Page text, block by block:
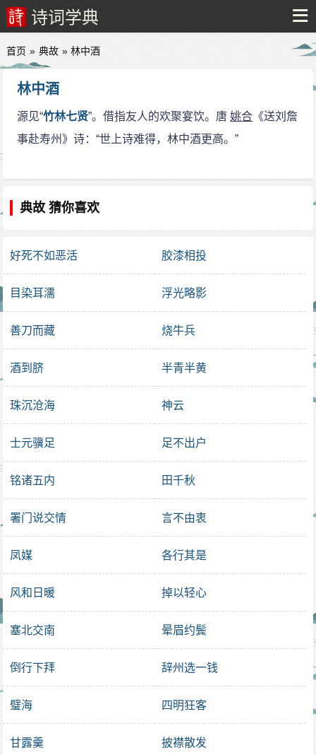
诗词学典
首页 » 典故 » 林中酒
林中酒
源见“竹林七贤”。借指友人的欢聚宴饮。唐姚合 《送刘詹
事赴寿州》诗：“世上诗难得，林中酒更高。”
典故 猜你喜欢
好死不如恶活 胶漆相投
目染耳濡 浮光略影
善刀而藏 烧牛兵
酒到脐 半青半黄
珠沉沧海 神云
士元骥足 足不出户
铭诸五内 田千秋
署门说交情 言不由衷
凤媒 各行其是
风和日暖 掉以轻心
塞北交南 晕眉约鬓
倒行下拜 辞州选一钱
璧海 四明狂客
甘露羹 披襟散发